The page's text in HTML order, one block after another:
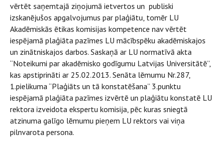
vērtēt saņemtajā ziņojumā ietvertos un publiski
izskanējušos apgalvojumus par plaģiātu, tomēr LU
Akadēmiskās ētikas komisijas kompetence nav vērtēt
iespējamā plaģiāta pazīmes LU mācībspēku akadēmiskajos
un zinātniskajos darbos. Saskaņā ar LU normatīvā akta
“Noteikumi par akadēmisko godīgumu Latvijas Universitātē”,
kas apstiprināti ar 25.02.2013. Senāta lēmumu Nr.287,
1.pielikuma “Plaģiāts un tā konstatēšana” 3.punktu
iespējamā plaģiāta pazīmes izvērtē un plaģiātu konstatē LU
rektora izveidota ekspertu komisija, pēc kuras sniegtā
atzinuma galīgo lēmumu pieņem LU rektors vai viņa
pilnvarota persona.